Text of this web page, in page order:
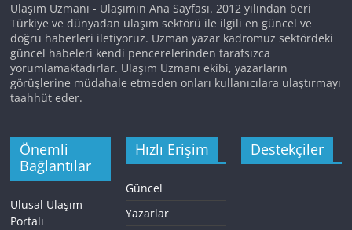
Ulaşım Uzmanı - Ulaşımın Ana Sayfası. 2012 yılından beri
Türkiye ve dünyadan ulaşım sektörü ile ilgili en güncel ve
doğru haberleri iletiyoruz. Uzman yazar kadromuz sektördeki
güncel habeleri kendi pencerelerinden tarafsızca
yorumlamaktadırlar. Ulaşım Uzmanı ekibi, yazarların
görüşlerine müdahale etmeden onları kullanıcılara ulaştırmayı
taahhüt eder.
Önemli
Bağlantılar
Ulusal Ulaşım
Portalı
Hızlı Erişim
Güncel
Yazarlar
Destekçiler